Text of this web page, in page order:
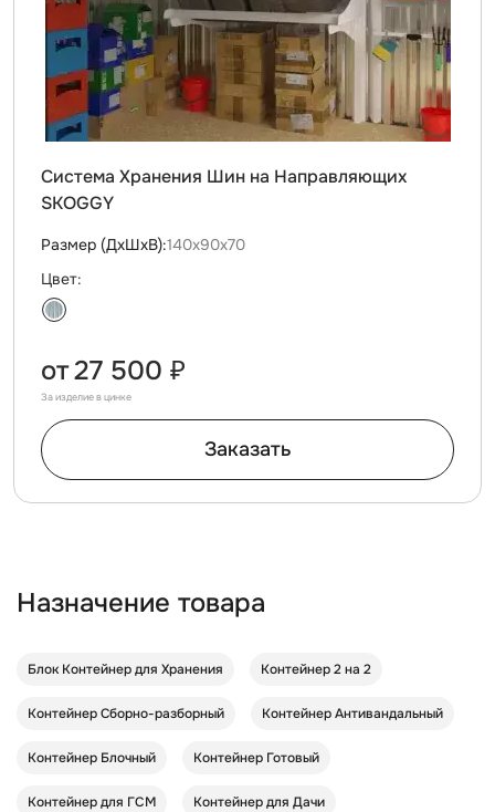
Система Хранения Шин на Направляющих
SKOGGY
Размер (ДxШxВ):140х90х70
Цвет:
от27 500 ₽
За изделие в цинке
Заказать
Назначение товара
Блок Контейнер для Хранения Контейнер 2 на 2
Контейнер Cборно-разборный Контейнер Антивандальный
Контейнер Блочный Контейнер Готовый
Контейнер для ГСМ Контейнер для Дачи